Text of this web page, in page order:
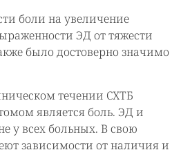
боли на увеличение
ЭД от тяжести
было достоверно значимо
течении СХТБ
является боль. ЭД и
у всех больных. В свою
зависимости от наличия и